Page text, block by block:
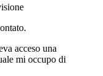
acceso una
mi occupo di